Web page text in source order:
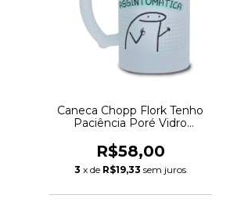
Caneca Chopp Flork Tenho
Paciência Poré Vidro
R$58,00
3 x de R$19,33 sem juros